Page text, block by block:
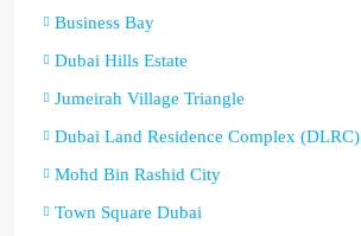
Business Bay
Dubai Hills Estate
Jumeirah Village Triangle
Dubai Land Residence Complex (DLRC)
Mohd Bin Rashid City
Town Square Dubai